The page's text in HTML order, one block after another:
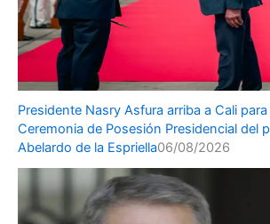
Presidente Nasry Asfura arriba a Cali
Ceremonia de Posesión Presidencial del
Abelardo de la Espriella06/08/2026